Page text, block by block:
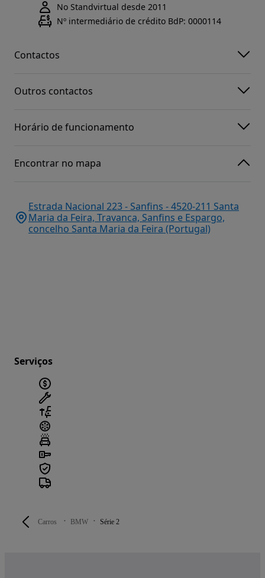
Carros BMW Série 2
No Standvirtual desde 2011
Nº intermediário de crédito BdP: 0000114
Contactos
Outros contactos
Horário de funcionamento
Encontrar no mapa
Estrada Nacional 223 - Sanfins - 4520-211 Santa
Maria da Feira, Travanca, Sanfins e Espargo,
concelho Santa Maria da Feira (Portugal)
Serviços